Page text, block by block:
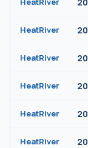
HeatRiver 20
HeatRiver 20
HeatRiver 20
HeatRiver 20
HeatRiver 20